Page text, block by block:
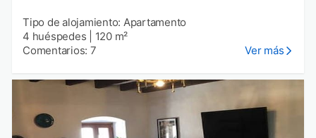
Tipo de alojamiento: Apartamento
4 huéspedes
120 m²
Comentarios: 7
Ver más